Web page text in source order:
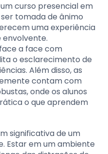
curso presencial em
tomada de ânimo
uma experiência
envolvente.
a face com
o esclarecimento de
Além disso, as
contam com
onde os alunos
o que aprendem
significativa de um
Estar em um ambiente